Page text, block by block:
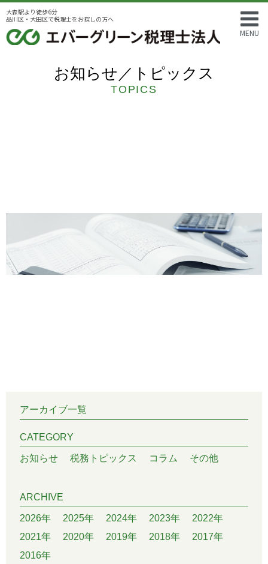
MENU
大森駅より徒歩6分
品川区・大田区で税理士をお探しの方へ
お知らせ／トピックス
TOPICS
アーカイブ一覧
CATEGORY
お知らせ 税務トピックス コラム その他
ARCHIVE
2026年 2025年 2024年 2023年
2022年
2021年
2020年 2019年 2018年
2017年
2016年